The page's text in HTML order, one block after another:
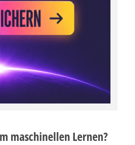
maschinellen Lernen?